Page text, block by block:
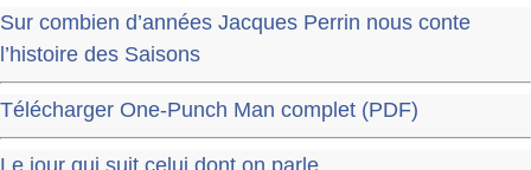
Sur combien d’années Jacques Perrin nous conte
l’histoire des Saisons
Télécharger One-Punch Man complet (PDF)
Le jour qui suit celui dont on parle